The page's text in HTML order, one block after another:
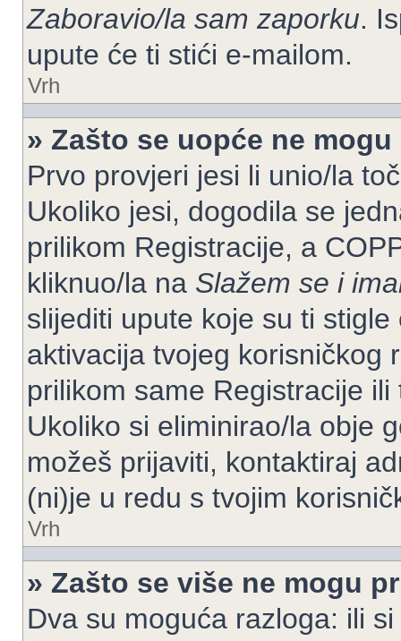
Zaboravio/la sam zaporku.
upute će ti stići e-mailom.
Vrh
» Zašto se uopće ne
Prvo provjeri jesi li unio/la
Ukoliko jesi, dogodila se
prilikom Registracije, a
kliknuo/la na Slažem se i
slijediti upute koje su ti
aktivacija tvojeg korisničkog
prilikom same Registracije
Ukoliko si eliminirao/la obje
možeš prijaviti, kontaktiraj
(ni)je u redu s tvojim
Vrh
» Zašto se više ne mogu
Dva su moguća razloga: ili